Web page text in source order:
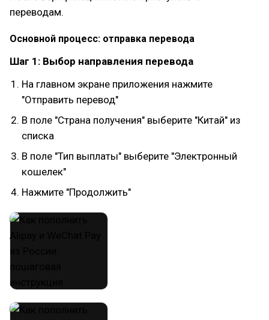
переводам.
Основной процесс: отправка перевода
Шаг 1: Выбор направления перевода
На главном экране приложения нажмите
"Отправить перевод"
В поле "Страна получения" выберите "Китай" из
списка
В поле "Тип выплаты" выберите "Электронный
кошелек"
Нажмите "Продолжить"